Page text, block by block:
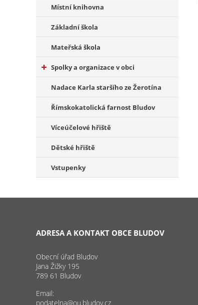
Místní knihovna
Základní škola
Mateřská škola
Spolky a organizace v obci
Nadace Karla staršího ze Žerotína
Římskokatolická farnost Bludov
Víceúčelové hřiště
Dětské hřiště
Vstupenky
ADRESA A KONTAKT OBCE BLUDOV
Obecní úřad Bludov
Jana Žižky 195
789 61 Bludov
Email:
podatelna@ou.bludov.cz